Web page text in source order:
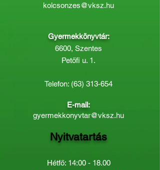
kolcsonzes@vksz.hu
Gyermekkönyvtár:
6600, Szentes
Petőfi u. 1.
Telefon: (63) 313-654
E-mail:
gyermekkonyvtar@vksz.hu
Nyitvatartás
Hétfő: 14:00 - 18.00